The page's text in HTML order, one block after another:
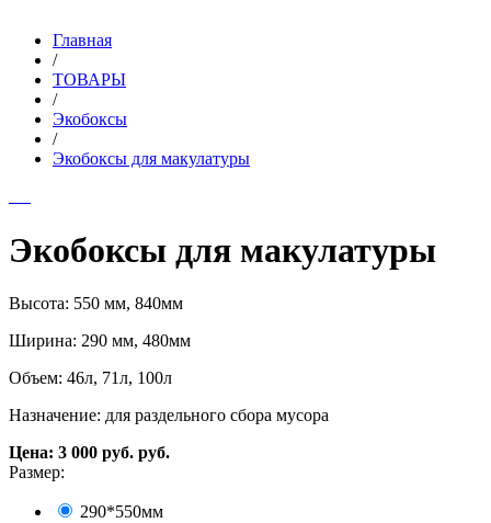
Главная
/
ТОВАРЫ
/
Экобоксы
/
Экобоксы для макулатуры
Экобоксы для макулатуры
Высота: 550 мм, 840мм
Ширина: 290 мм, 480мм
Объем: 46л, 71л, 100л
Назначение: для раздельного сбора мусора
Цена: 3 000 руб. руб.
Размер:
290*550мм